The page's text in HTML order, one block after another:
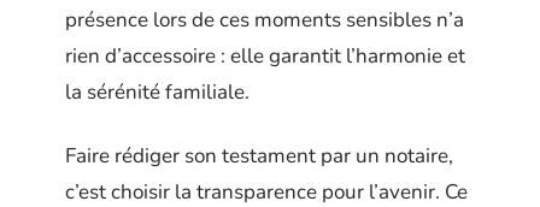
présence lors de ces moments sensibles n’a
rien d’accessoire : elle garantit l’harmonie et
la sérénité familiale.
Faire rédiger son testament par un notaire,
c’est choisir la transparence pour l’avenir. Ce